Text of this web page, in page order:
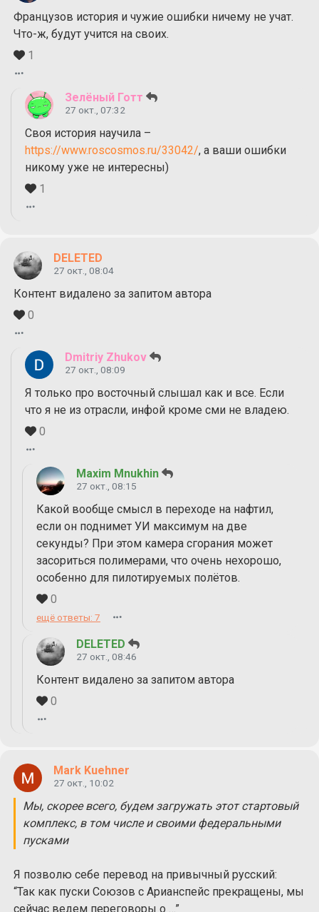
Французов история и чужие ошибки ничему не учат.
Что-ж, будут учится на своих.
1
Зелёный Готт
27 окт., 07:32
Своя история научила –
https://www.roscosmos.ru/33042/, а ваши ошибки
никому уже не интересны)
1
DELETED
27 окт., 08:04
Контент видалено за запитом автора
0
Dmitriy Zhukov
27 окт., 08:09
Я только про восточный слышал как и все. Если
что я не из отрасли, инфой кроме сми не владею.
0
Maxim Mnukhin
27 окт., 08:15
Какой вообще смысл в переходе на нафтил,
если он поднимет УИ максимум на две
секунды? При этом камера сгорания может
засориться полимерами, что очень нехорошо,
особенно для пилотируемых полётов.
0
ещё ответы: 7
DELETED
27 окт., 08:46
Контент видалено за запитом автора
0
Mark Kuehner
27 окт., 10:02
Мы, скорее всего, будем загружать этот стартовый
комплекс, в том числе и своими федеральными
пусками
Я позволю себе перевод на привычный русский:
“Так как пуски Союзов с Арианспейс прекращены, мы
сейчас ведем переговоры о …”